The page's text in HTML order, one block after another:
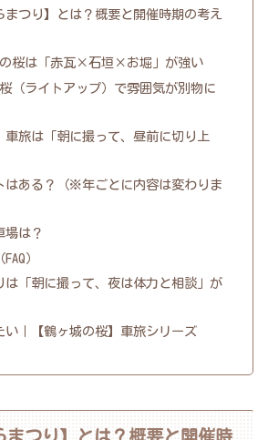
まつり】とは？概要と開催時期の考え
の桜は「赤瓦×石垣×お堀」が強い
（ライトアップ）で雰囲気が別物に
車旅は「朝に撮って、昼前に切り上
はある？（※年ごとに内容は変わりま
場は？
）
は「朝に撮って、夜は体力と相談」が
い｜【鶴ヶ城の桜】車旅シリーズ
まつり】とは？概要と開催時